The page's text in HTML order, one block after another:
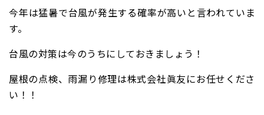
今年は猛暑で台風が発生する確率が高いと言われていま
す。
台風の対策は今のうちにしておきましょう！
屋根の点検、雨漏り修理は株式会社眞友にお任せくださ
い！！